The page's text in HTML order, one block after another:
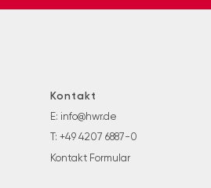
Kontakt
E: info@hwr.de
T: +49 4207 6887-0
Kontakt Formular